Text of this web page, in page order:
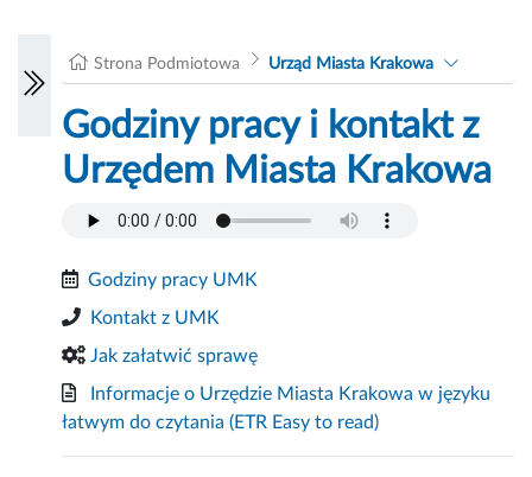
Strona Podmiotowa Urząd Miasta Krakowa
Godziny pracy i kontakt z
Urzędem Miasta Krakowa
Godziny pracy UMK
Kontakt z UMK
Jak załatwić sprawę
Informacje o Urzędzie Miasta Krakowa w języku
łatwym do czytania(ETR Easy to read)